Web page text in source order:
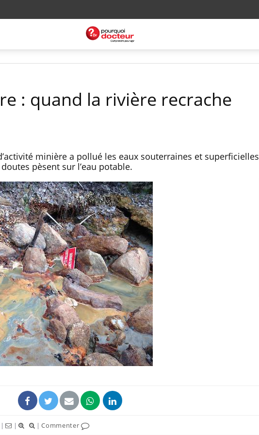
: quand la rivière recrache
minière a pollué les eaux souterraines et superficielles
pèsent sur l’eau potable.
| | |Commenter
Comment oublier les
écrans en vacances ?
Toujours connectés :
comment le travail
empiète de plus en plus
sur nos soirées
Cancer colorectal : une
stratégie simple aurait